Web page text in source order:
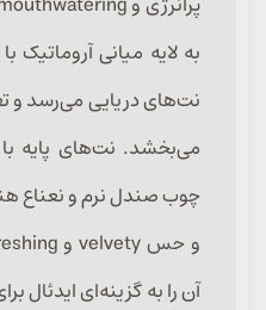
به لایه میانی آروماتیک
می‌بخشد. نت‌های پایه
چوب صندل نرم و نعناع
آن را به گزینه‌ای ایدئال